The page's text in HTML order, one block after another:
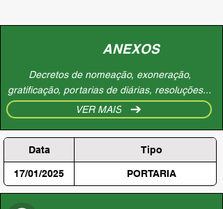
ANEXOS
Decretos de nomeação, exoneração,
gratificação, portarias de diárias, resoluções...
VER MAIS
Data Tipo
17/01/2025 PORTARIA